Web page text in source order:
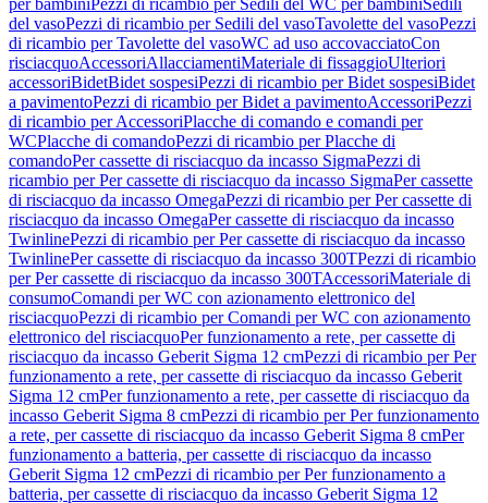
per bambiniPezzi di ricambio per Sedili del WC per bambiniSedili
del vasoPezzi di ricambio per Sedili del vasoTavolette del vasoPezzi
di ricambio per Tavolette del vasoWC ad uso accovacciatoCon
risciacquoAccessoriAllacciamentiMateriale di fissaggioUlteriori
accessoriBidetBidet sospesiPezzi di ricambio per Bidet sospesiBidet
a pavimentoPezzi di ricambio per Bidet a pavimentoAccessoriPezzi
di ricambio per AccessoriPlacche di comando e comandi per
WCPlacche di comandoPezzi di ricambio per Placche di
comandoPer cassette di risciacquo da incasso SigmaPezzi di
ricambio per Per cassette di risciacquo da incasso SigmaPer cassette
di risciacquo da incasso OmegaPezzi di ricambio per Per cassette di
risciacquo da incasso OmegaPer cassette di risciacquo da incasso
TwinlinePezzi di ricambio per Per cassette di risciacquo da incasso
TwinlinePer cassette di risciacquo da incasso 300TPezzi di ricambio
per Per cassette di risciacquo da incasso 300TAccessoriMateriale di
consumoComandi per WC con azionamento elettronico del
risciacquoPezzi di ricambio per Comandi per WC con azionamento
elettronico del risciacquoPer funzionamento a rete, per cassette di
risciacquo da incasso Geberit Sigma 12 cmPezzi di ricambio per Per
funzionamento a rete, per cassette di risciacquo da incasso Geberit
Sigma 12 cmPer funzionamento a rete, per cassette di risciacquo da
incasso Geberit Sigma 8 cmPezzi di ricambio per Per funzionamento
a rete, per cassette di risciacquo da incasso Geberit Sigma 8 cmPer
funzionamento a batteria, per cassette di risciacquo da incasso
Geberit Sigma 12 cmPezzi di ricambio per Per funzionamento a
batteria, per cassette di risciacquo da incasso Geberit Sigma 12